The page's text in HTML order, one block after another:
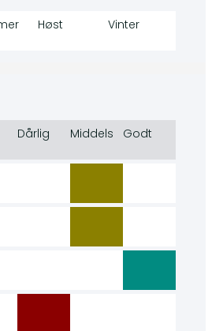
Høst Vinter
Dårlig Middels Godt